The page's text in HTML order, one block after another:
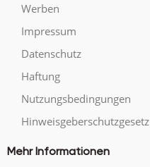
Werben
Impressum
Datenschutz
Haftung
Nutzungsbedingungen
Hinweisgeberschutzgesetz
Mehr Informationen